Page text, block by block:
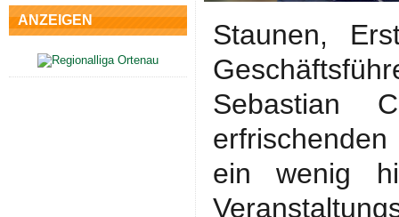
ANZEIGEN
Staunen,
Sebastian
ein wenig